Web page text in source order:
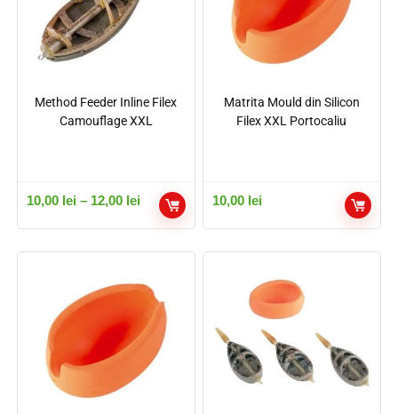
Method Feeder Inline Filex
Camouflage XXL
10,00 lei – 12,00 lei
Matrita Mould din Silicon
Filex XXL Portocaliu
10,00 lei